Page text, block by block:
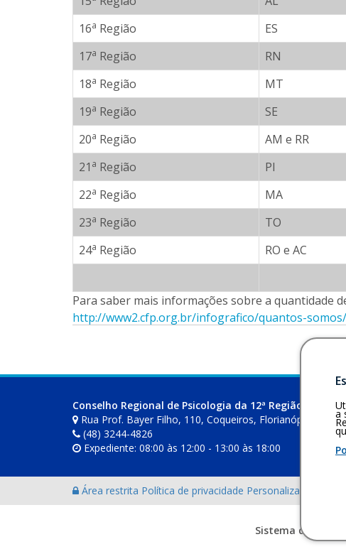
16a Região ES
17a Região RN
18a Região MT
19a Região SE
20a Região AM e RR
21 a Região PI
22a Região MA
23a Região TO
24a Região RO e AC
Para saber mais informações sobre a quantidade
http://www2.cfp.org.br/infografico/quantos-somos/
Conselho Regional de Psicologia da 12ª Região (SC)
Rua Prof. Bayer Filho, 110, Coqueiros, Florianópolis-SC,
(48) 3244-4826
Expediente: 08:00 às 12:00 - 13:00 às 18:00
Área restrita Política de privacidade Personalização de
Sistema
a